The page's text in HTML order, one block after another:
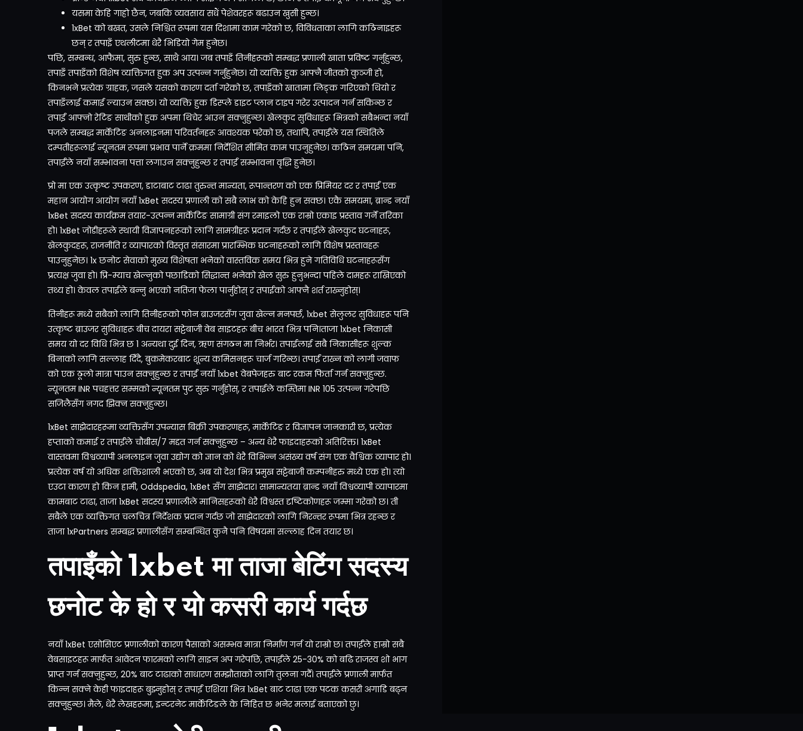
यसमा केहि गाह्रो छैन, जबकि व्यवसाय सधैं पेशेवरहरू बढाउन खुसी हुन्छ।
1xBet को बखत, उसले निश्चित रूपमा यस दिशामा काम गरेको छ, विविधताका लागि कठिनाइहरू
छन् र तपाइँ एथलीटमा धेरै भिडियो गेम हुनेछ।
पछि, सम्बन्ध, आफैमा, सुरु हुन्छ, साथै आय। जब तपाइँ तिनीहरूको सम्बद्ध प्रणाली खाता प्रविष्ट गर्नुहुन्छ,
तपाइँ तपाइँको विशेष व्यक्तिगत हुक अप उत्पन्न गर्नुहुनेछ। यो व्यक्ति हुक आफ्नै जीतको कुञ्जी हो,
किनभने प्रत्येक ग्राहक, जसले यसको कारण दर्ता गरेको छ, तपाइँको खातामा लिङ्क गरिएको थियो र
तपाइँलाई कमाई ल्याउन सक्छ। यो व्यक्ति हुक डिस्प्ले डाइट प्लान टाइप गरेर उत्पादन गर्न सकिन्छ र
तपाईं आफ्नो रेटिङ साथीको हुक अपमा थिचेर आउन सक्नुहुन्छ। खेलकुद सुविधाहरू भित्रको सबैभन्दा नयाँ
पजले सम्बद्ध मार्केटिङ अनलाइनमा परिवर्तनहरू आवश्यक परेको छ, तथापि, तपाईंले यस स्थितिले
दम्पतीहरूलाई न्यूनतम रूपमा प्रभाव पार्ने क्रममा निर्देशित सीमित काम पाउनुहुनेछ। कठिन समयमा पनि,
तपाईंले नयाँ सम्भावना पत्ता लगाउन सक्नुहुन्छ र तपाईं सम्भावना वृद्धि हुनेछ।
प्रो मा एक उत्कृष्ट उपकरण, डाटाबाट टाढा तुरुन्त मान्यता, रूपान्तरण को एक प्रिमियर दर र तपाईं एक
महान आयोग आयोग नयाँ 1xBet सदस्य प्रणाली को सबै लाभ को केहि हुन सक्छ। एकै समयमा, ब्रान्ड नयाँ
1xBet सदस्य कार्यक्रम तयार-उत्पन्न मार्केटिङ सामाग्री संग रमाइलो एक राम्रो एकाइ प्रस्ताव गर्ने तरिका
हो। 1xBet जोडीहरूले स्थायी विज्ञापनहरूको लागि सामग्रीहरू प्रदान गर्दछ र तपाईंले खेलकुद घटनाहरू,
खेलकुदहरू, राजनीति र व्यापारको विस्तृत संसारमा प्रारम्भिक घटनाहरूको लागि विशेष प्रस्तावहरू
पाउनुहुनेछ। 1x छनोट सेवाको मुख्य विशेषता भनेको वास्तविक समय भित्र हुने गतिविधि घटनाहरूसँग
प्रत्यक्ष जुवा हो। प्रि-म्याच खेल्नुको पछाडिको सिद्धान्त भनेको खेल सुरु हुनुभन्दा पहिले दामहरू राखिएको
तथ्य हो। केवल तपाईले बन्नु भएको नतिजा फेला पार्नुहोस् र तपाईको आफ्नै शर्त राख्नुहोस्।
तिनीहरू मध्ये सबैको लागि तिनीहरूको फोन ब्राउजरसँग जुवा खेल्न मनपर्छ, 1xbet सेलुलर सुविधाहरू पनि
उत्कृष्ट ब्राउजर सुविधाहरू बीच दायरा सट्टेबाजी वेब साइटहरू बीच भारत भित्र पनि।ताजा 1xbet निकासी
समय यो दर विधि भित्र छ 1 अन्यथा दुई दिन, ऋण संगठन मा निर्भर। तपाईलाई सबै निकासीहरू शुल्क
बिनाको लागि सल्लाह दिँदै, बुकमेकरबाट शून्य कमिसनहरू चार्ज गरिन्छ। तपाईं राख्न को लागी जवाफ
को एक ठूलो मात्रा पाउन सक्नुहुन्छ र तपाईं नयाँ 1xbet वेबपेजहरु बाट रकम फिर्ता गर्न सक्नुहुन्छ.
न्यूनतम INR पचहत्तर सम्मको न्यूनतम पुट सुरु गर्नुहोस्, र तपाईले कम्तिमा INR 105 उत्पन्न गरेपछि
सजिलैसँग नगद झिक्न सक्नुहुन्छ।
1xBet साझेदारहरूमा व्यक्तिसँग उपन्यास बिक्री उपकरणहरू, मार्केटिङ र विज्ञापन जानकारी छ, प्रत्येक
हप्ताको कमाई र तपाईंले चौबीस/7 मद्दत गर्न सक्नुहुन्छ – अन्य धेरै फाइदाहरूको अतिरिक्त। 1xBet
वास्तवमा विश्वव्यापी अनलाइन जुवा उद्योग को ज्ञान को धेरै विभिन्न असंख्य वर्ष संग एक वैश्विक व्यापार हो।
प्रत्येक वर्ष यो अधिक शक्तिशाली भएको छ, अब यो देश भित्र प्रमुख सट्टेबाजी कम्पनीहरु मध्ये एक हो। त्यो
एउटा कारण हो किन हामी, Oddspedia, 1xBet सँग साझेदार। सामान्यतया ब्रान्ड नयाँ विश्वव्यापी व्यापारमा
कामबाट टाढा, ताजा 1xBet सदस्य प्रणालीले मानिसहरूको धेरै विश्वस्त दृष्टिकोणहरू जम्मा गरेको छ। ती
सबैले एक व्यक्तिगत चलचित्र निर्देशक प्रदान गर्दछ जो साझेदारको लागि निरन्तर रूपमा भित्र रहन्छ र
ताजा 1xPartners सम्बद्ध प्रणालीसँग सम्बन्धित कुनै पनि विषयमा सल्लाह दिन तयार छ।
तपाइँको 1xbet मा ताजा बेटिंग सदस्य
छनोट के हो र यो कसरी कार्य गर्दछ
नयाँ 1xBet एसोसिएट प्रणालीको कारण पैसाको असम्भव मात्रा निर्माण गर्न यो राम्रो छ। तपाईंले हाम्रो सबै
वेबसाइटहरू मार्फत आवेदन फारमको लागि साइन अप गरेपछि, तपाईंले 25-30% को बढि राजस्व शो भाग
प्राप्त गर्न सक्नुहुन्छ, 20% बाट टाढाको साधारण सम्झौताको लागि तुलना गर्दै। तपाईंले प्रणाली मार्फत
किन्न सक्ने केही फाइदाहरू बुझ्नुहोस् र तपाईं एशिया भित्र 1xBet बाट टाढा एक पटक कसरी अगाडि बढ्न
सक्नुहुन्छ। मैले, धेरै लेखहरूमा, इन्टरनेट मार्केटिङले के निहित छ भनेर मलाई बताएको छु।